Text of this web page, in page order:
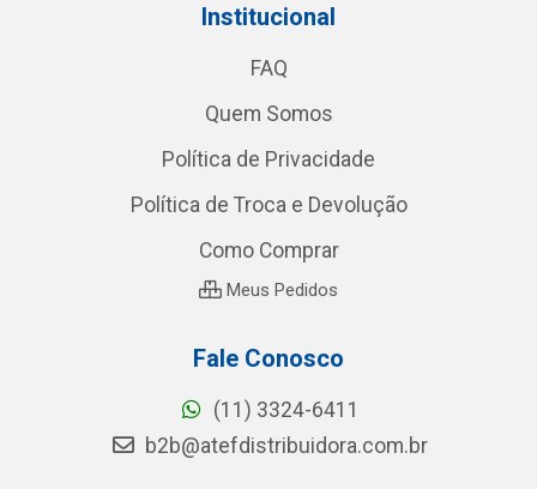
Institucional
FAQ
Quem Somos
Política de Privacidade
Política de Troca e Devolução
Como Comprar
Meus Pedidos
Fale Conosco
(11) 3324-6411
b2b@atefdistribuidora.com.br